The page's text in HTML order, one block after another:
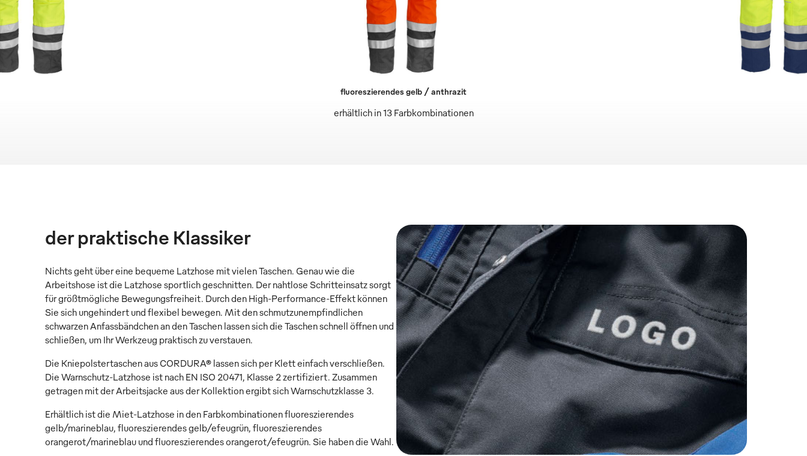
erhältlich in 13 Farbkombinationen
fluoreszierendes gelb / anthrazit
der praktische Klassiker
Nichts geht über eine bequeme Latzhose mit vielen Taschen. Genau wie die
Arbeitshose ist die Latzhose sportlich geschnitten. Der nahtlose Schritteinsatz sorgt
für größtmögliche Bewegungsfreiheit. Durch den High-Performance-Effekt können
Sie sich ungehindert und flexibel bewegen. Mit den schmutzunempfindlichen
schwarzen Anfassbändchen an den Taschen lassen sich die Taschen schnell öffnen und
schließen, um Ihr Werkzeug praktisch zu verstauen.
Die Kniepolstertaschen aus CORDURA® lassen sich per Klett einfach verschließen.
Die Warnschutz-Latzhose ist nach EN ISO 20471, Klasse 2 zertifiziert. Zusammen
getragen mit der Arbeitsjacke aus der Kollektion ergibt sich Warnschutzklasse 3.
Erhältlich ist die Miet-Latzhose in den Farbkombinationen fluoreszierendes
gelb/marineblau, fluoreszierendes gelb/efeugrün, fluoreszierendes
orangerot/marineblau und fluoreszierendes orangerot/efeugrün. Sie haben die Wahl.